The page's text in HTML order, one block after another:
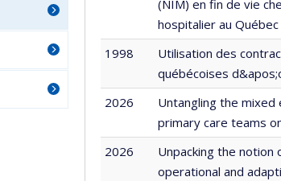
(NIM) en fin de vie
hospitalier au Québec
1998
Utilisation des
québécoises
2026
Untangling the
primary care teams
2026
Unpacking the notion
operational and